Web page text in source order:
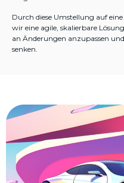
Durch diese Umstellung auf
wir eine agile, skalierbare
an Änderungen anzupassen
senken.